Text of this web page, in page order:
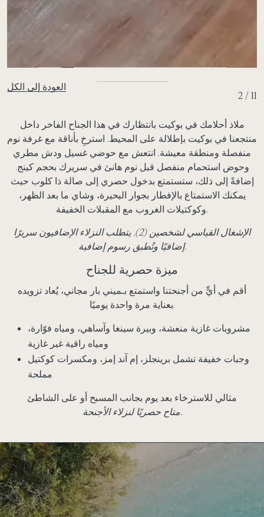
العودة إلى الكل
2 / 11
ملاذ أحلامك في بوكيت بانتظارك في هذا الجناح الفاخر داخل
منتجعنا في بوكيت بإطلالة على المحيط. استرخِ بأناقة مع غرفة نوم
منفصلة ومنطقة معيشة. انتعش مع حوضي غسيل ودش مطري
وحوض استحمام منفصل قبل نوم هانئ في سريرك بحجم كينج.
إضافةً إلى ذلك، ستستمتع بدخول حصري إلى صالة ذا كلوب حيث
يمكنك الاستمتاع بالإفطار بجوار البحيرة، وشاي ما بعد الظهر،
وكوكتيلات الغروب مع المقبلات الخفيفة.
الإشغال القياسي لشخصين (2). يتطلب النزلاء الإضافيون سريرًا
إضافيًا وتُطبق رسوم إضافية.
ميزة حصرية للجناح
أقم في أيٍّ من أجنحتنا واستمتع بـميني بار مجاني، يُعاد تزويده
بعناية مرة واحدة يوميًا.
مشروبات غازية منعشة، وبيرة سينغا وآساهي، ومياه فوّارة،
ومياه راقية غير غازية
وجبات خفيفة تشمل برينجلز، إم آند إمز، ومكسرات كوكتيل
مملحة
مثالي للاسترخاء بعد يوم بجانب المسبح أو على الشاطئ
متاح حصريًا لنزلاء الأجنحة.